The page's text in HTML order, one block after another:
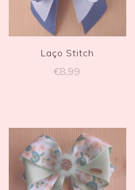
Laço Stitch
€8,99